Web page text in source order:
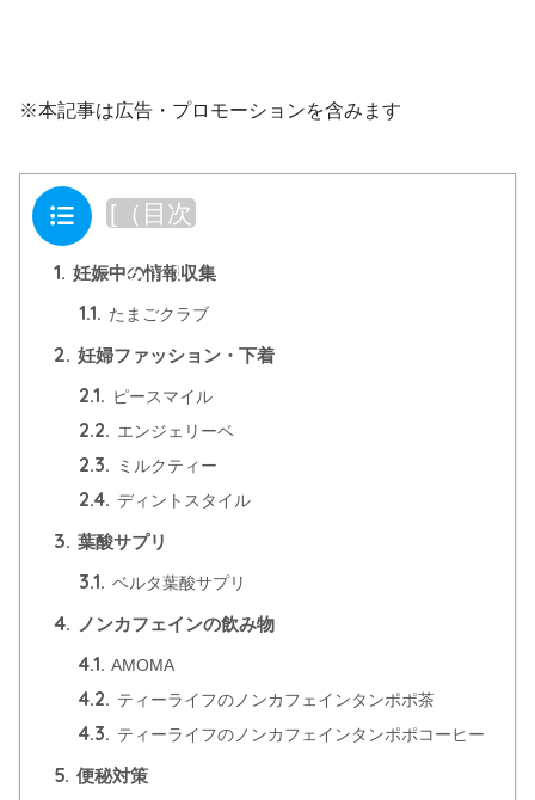
※本記事は広告・プロモーションを含みます
目次 [ （目次
る）]
1. 妊娠中の情報収集
1.1. たまごクラブ
2. 妊婦ファッション・下着
2.1. ピースマイル
2.2. エンジェリーベ
2.3. ミルクティー
2.4. ディントスタイル
3. 葉酸サプリ
3.1. ベルタ葉酸サプリ
4. ノンカフェインの飲み物
4.1. AMOMA
4.2. ティーライフのノンカフェインタンポポ茶
4.3. ティーライフのノンカフェインタンポポコーヒー
5. 便秘対策